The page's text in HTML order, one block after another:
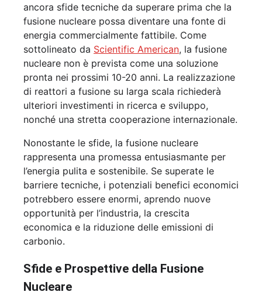
ancora sfide tecniche da superare prima che la
fusione nucleare possa diventare una fonte di
energia commercialmente fattibile. Come
sottolineato da Scientific American, la fusione
nucleare non è prevista come una soluzione
pronta nei prossimi 10-20 anni. La realizzazione
di reattori a fusione su larga scala richiederà
ulteriori investimenti in ricerca e sviluppo,
nonché una stretta cooperazione internazionale.
Nonostante le sfide, la fusione nucleare
rappresenta una promessa entusiasmante per
l’energia pulita e sostenibile. Se superate le
barriere tecniche, i potenziali benefici economici
potrebbero essere enormi, aprendo nuove
opportunità per l’industria, la crescita
economica e la riduzione delle emissioni di
carbonio.
Sfide e Prospettive della Fusione
Nucleare